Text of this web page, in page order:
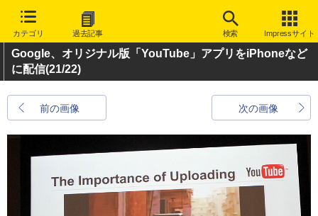
カテゴリ 過去記事 検索 Impressサイト
Google、オリジナル版「YouTube」アプリをiPhoneなど
に配信(21/22)
前の画像 次の画像